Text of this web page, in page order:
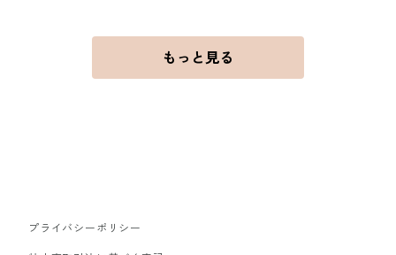
もっと見る
プライバシーポリシー